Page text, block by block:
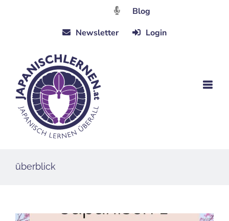
Blog
Newsletter
Login
überblick